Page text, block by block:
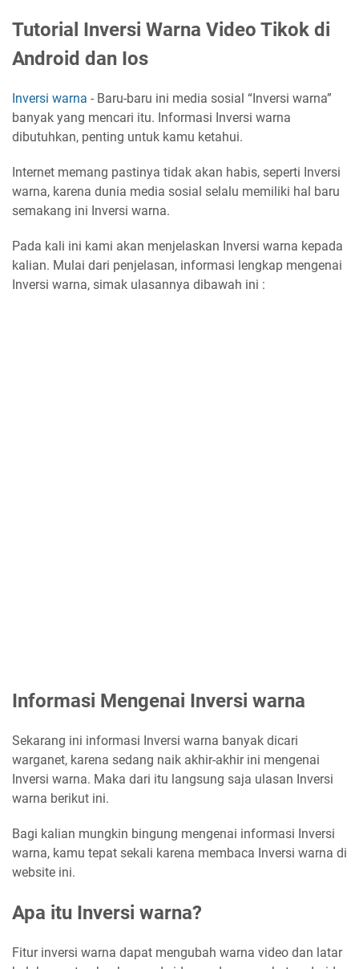
Tutorial Inversi Warna Video Tikok di
Android dan Ios
Inversi warna - Baru-baru ini media sosial “Inversi warna”
banyak yang mencari itu. Informasi Inversi warna
dibutuhkan, penting untuk kamu ketahui.
Internet memang pastinya tidak akan habis, seperti Inversi
warna, karena dunia media sosial selalu memiliki hal baru
semakang ini Inversi warna.
Pada kali ini kami akan menjelaskan Inversi warna kepada
kalian. Mulai dari penjelasan, informasi lengkap mengenai
Inversi warna, simak ulasannya dibawah ini :
Informasi Mengenai Inversi warna
Sekarang ini informasi Inversi warna banyak dicari
warganet, karena sedang naik akhir-akhir ini mengenai
Inversi warna. Maka dari itu langsung saja ulasan Inversi
warna berikut ini.
Bagi kalian mungkin bingung mengenai informasi Inversi
warna, kamu tepat sekali karena membaca Inversi warna di
website ini.
Apa itu Inversi warna?
Fitur inversi warna dapat mengubah warna video dan latar